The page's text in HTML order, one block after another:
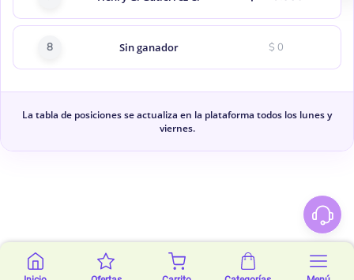
8 Sin ganador $ 0
La tabla de posiciones se actualiza en la plataforma todos los lunes y
viernes.